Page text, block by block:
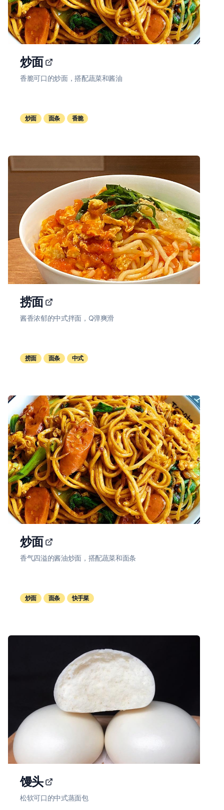
炒面
香脆可口的炒面，搭配蔬菜和酱油
炒面 面条 香脆
捞面
酱香浓郁的中式拌面，Q弹爽滑
捞面 面条 中式
炒面
香气四溢的酱油炒面，搭配蔬菜和面条
炒面 面条 快手菜
馒头
松软可口的中式蒸面包